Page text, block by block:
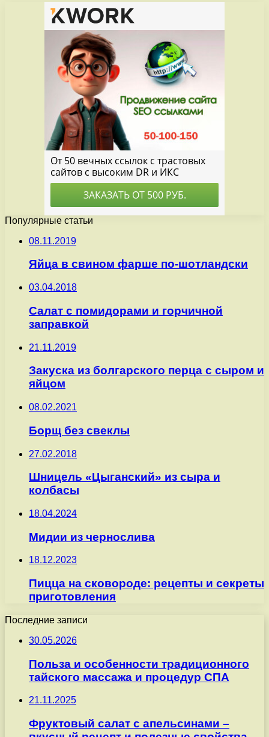
Популярные статьи
08.11.2019
Яйца в свином фарше по-шотландски
03.04.2018
Салат с помидорами и горчичной
заправкой
21.11.2019
Закуска из болгарского перца с сыром и
яйцом
08.02.2021
Борщ без свеклы
27.02.2018
Шницель «Цыганский» из сыра и
колбасы
18.04.2024
Мидии из чернослива
18.12.2023
Пицца на сковороде: рецепты и секреты
приготовления
Последние записи
30.05.2026
Польза и особенности традиционного
тайского массажа и процедур СПА
21.11.2025
Фруктовый салат с апельсинами –